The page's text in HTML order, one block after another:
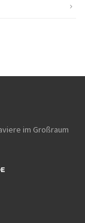
im Großraum